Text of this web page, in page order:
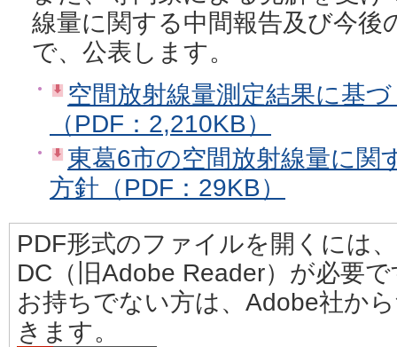
線量に関する中間報告及び今後
で、公表します。
空間放射線量測定結果に基
（PDF：2,210KB）
東葛6市の空間放射線量に関
方針（PDF：29KB）
PDF形式のファイルを開くには
DC（旧Adobe Reader）が必要
お持ちでない方は、Adobe社か
きます。